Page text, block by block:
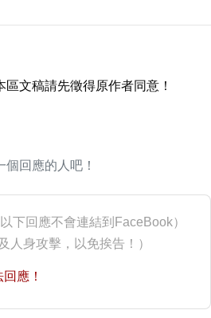
區文稿請先徵得原作者同意！
回應的人吧！
以下回應不會連結到FaceBook）
人身攻擊，以免挨告！）
回應！